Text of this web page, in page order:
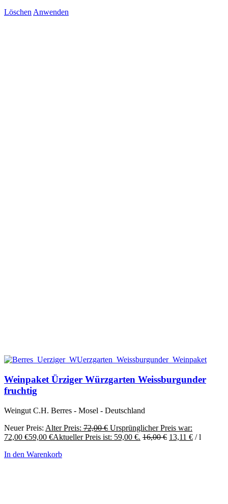
Löschen Anwenden
Weinpaket Ürziger Würzgarten Weissburgunder
fruchtig
Weingut C.H. Berres - Mosel - Deutschland
Neuer Preis: Alter Preis: 72,00€ Ursprünglicher Preis war:
72,00 €59,00 €Aktueller Preis ist: 59,00 €. 16,00€ 13,11 € /l
In den Warenkorb